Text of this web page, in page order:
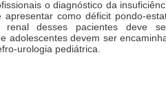
o diagnóstico da
como déficit pondo-
desses pacientes deve
adolescentes devem ser
urologia pediátrica.